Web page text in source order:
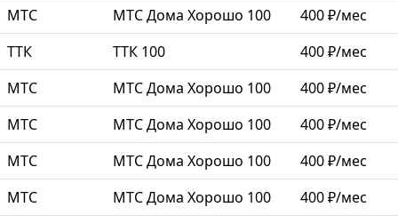
МТС
МТС Дома Хорошо 100
400 ₽/мес
ТТК
ТТК 100
400 ₽/мес
МТС
МТС Дома Хорошо 100
400 ₽/мес
МТС
МТС Дома Хорошо 100
400 ₽/мес
МТС
МТС Дома Хорошо 100
400 ₽/мес
МТС
МТС Дома Хорошо 100
400 ₽/мес